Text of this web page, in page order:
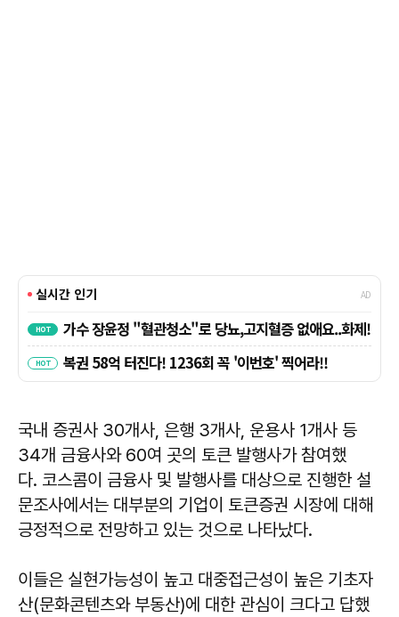
국내 증권사 30개사, 은행 3개사, 운용사 1개사 등
34개 금융사와 60여 곳의 토큰 발행사가 참여했
다. 코스콤이 금융사 및 발행사를 대상으로 진행한 설
문조사에서는 대부분의 기업이 토큰증권 시장에 대해
긍정적으로 전망하고 있는 것으로 나타났다.
이들은 실현가능성이 높고 대중접근성이 높은 기초자
산(문화콘텐츠와 부동산)에 대한 관심이 크다고 답했